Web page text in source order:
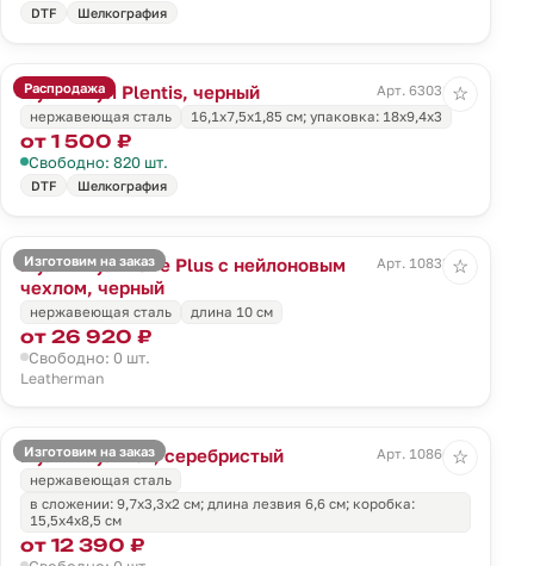
DTF Шелкография
Распродажа
Мультитул Plentis, черный
Арт. 63031.30
нержавеющая сталь
16,1х7,5х1,85 см; упаковка: 18x9,4x3
от 1 500 ₽
Свободно: 820 шт.
DTF Шелкография
☆
Изготовим на заказ
Мультитул Wave Plus с нейлоновым
чехлом, черный
Арт. 10833.30
нержавеющая сталь длина 10 см
от 26 920 ₽
Свободно: 0 шт.
Leatherman
☆
Изготовим на заказ
Мультитул Rev, серебристый
Арт. 10866.10
нержавеющая сталь
в сложении: 9,7х3,3х2 см; длина лезвия 6,6 см; коробка:
15,5х4х8,5 см
от 12 390 ₽
☆